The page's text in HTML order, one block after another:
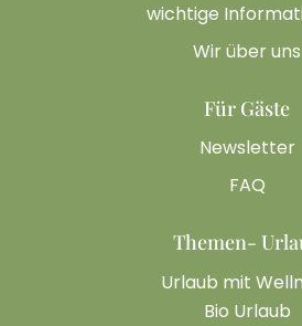
wichtige
Wir über uns
Für Gäste
Newsletter
FAQ
Themen-
Urlaub mit
Bio Urlaub